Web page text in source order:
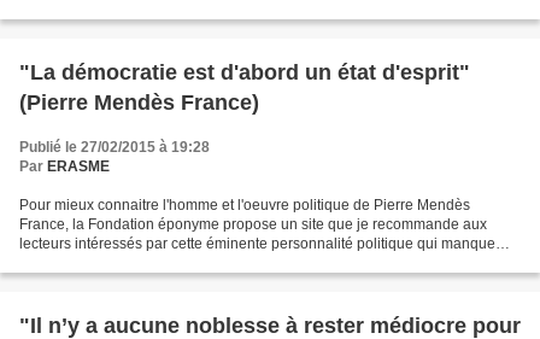
"La démocratie est d'abord un état d'esprit"
(Pierre Mendès France)
Publié le 27/02/2015 à 19:28
Par ERASME
Pour mieux connaitre l'homme et l'oeuvre politique de Pierre Mendès
France, la Fondation éponyme propose un site que je recommande aux
lecteurs intéressés par cette éminente personnalité politique qui manque
"Il n’y a aucune noblesse à rester médiocre pour